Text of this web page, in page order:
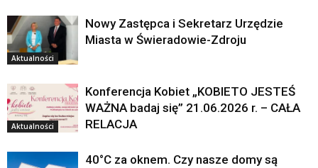
Aktualności
Nowy Zastępca i Sekretarz Urzędzie
Miasta w Świeradowie-Zdroju
Aktualności
Konferencja Kobiet „KOBIETO JESTEŚ
WAŻNA badaj się” 21.06.2026 r. – CAŁA
RELACJA
40°C za oknem. Czy nasze domy są